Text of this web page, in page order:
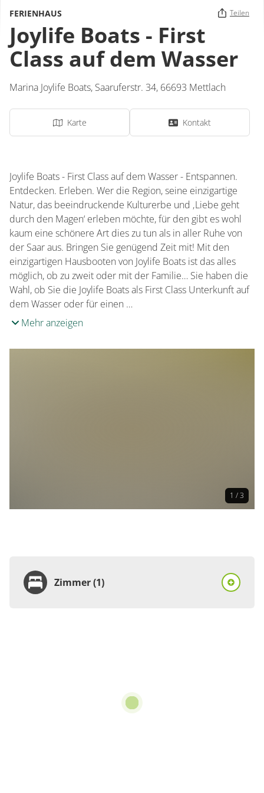
FERIENHAUS Teilen
Joylife Boats - First
Class auf dem Wasser
Marina Joylife Boats, Saaruferstr. 34, 66693 Mettlach
Karte Kontakt
Joylife Boats - First Class auf dem Wasser - Entspannen.
Entdecken. Erleben. Wer die Region, seine einzigartige
Natur, das beeindruckende Kulturerbe und ‚Liebe geht
durch den Magen‘ erleben möchte, für den gibt es wohl
kaum eine schönere Art dies zu tun als in aller Ruhe von
der Saar aus. Bringen Sie genügend Zeit mit! Mit den
einzigartigen Hausbooten von Joylife Boats ist das alles
möglich, ob zu zweit oder mit der Familie… Sie haben die
Wahl, ob Sie die Joylife Boats als First Class Unterkunft auf
dem Wasser oder für einen …
Mehr anzeigen
1 / 3
Zimmer (1)